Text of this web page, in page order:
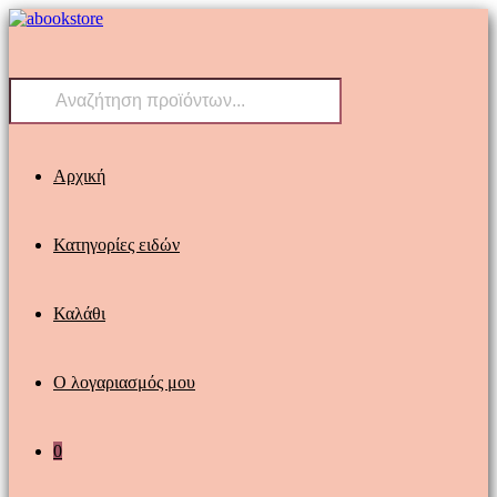
Skip
Products
Αρχική
Κατηγορίες ειδών
Καλάθι
Ο λογαριασμός μου
0